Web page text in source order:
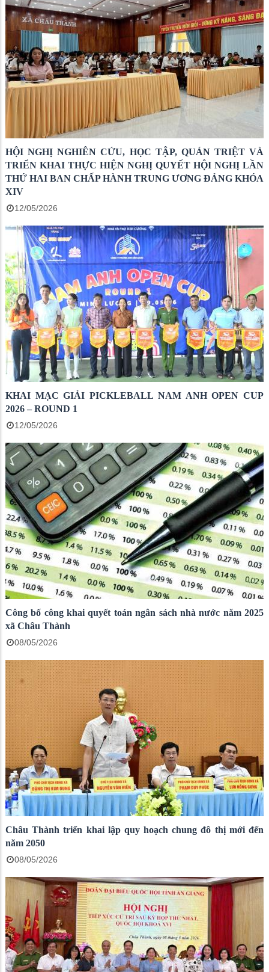
HỘI NGHỊ NGHIÊN CỨU, HỌC TẬP, QUÁN TRIỆT VÀ
TRIỂN KHAI THỰC HIỆN NGHỊ QUYẾT HỘI NGHỊ LẦN
THỨ HAI BAN CHẤP HÀNH TRUNG ƯƠNG ĐẢNG KHÓA
XIV
12/05/2026
KHAI MẠC GIẢI PICKLEBALL NAM ANH OPEN CUP
2026 – ROUND 1
12/05/2026
Công bố công khai quyết toán ngân sách nhà nước năm 2025
xã Châu Thành
08/05/2026
Châu Thành triển khai lập quy hoạch chung đô thị mới đến
năm 2050
08/05/2026